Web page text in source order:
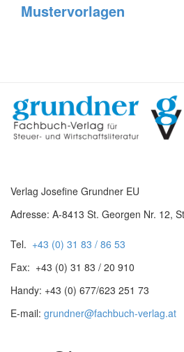
Mustervorlagen
Verlag Josefine Grundner EU
Adresse: A-8413 St. Georgen Nr. 12,
Tel. +43 (0) 31 83 / 86 53
Fax: +43 (0) 31 83 / 20 910
Handy: +43 (0) 677/623 251 73
E-mail: grundner@fachbuch-verlag.at